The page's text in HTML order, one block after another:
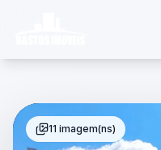
11 imagem(ns)